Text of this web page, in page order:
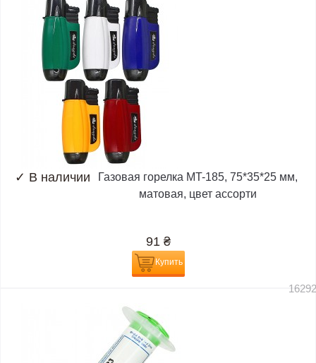
✓ В наличии
Газовая горелка MT-185, 75*35*25 мм,
матовая, цвет ассорти
91 ₴
Купить